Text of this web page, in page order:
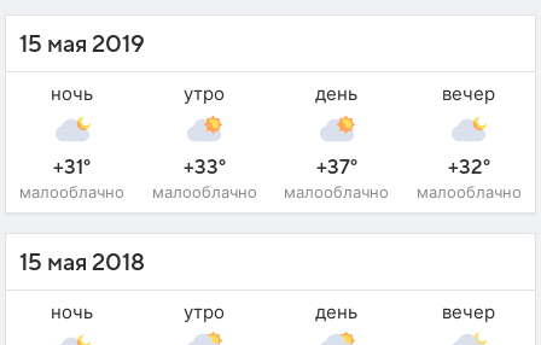
15 мая 2019
ночь
+31°
малооблачно
утро
+33°
малооблачно
день
+37°
малооблачно
вечер
+32°
малооблачно
15 мая 2018
ночь утро день вечер